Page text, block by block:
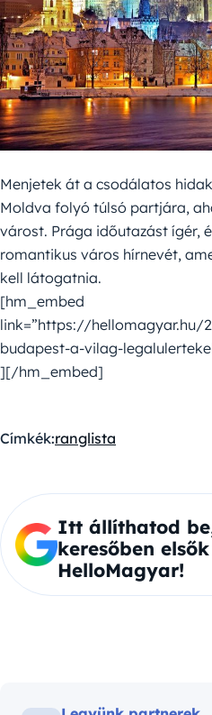
Menjetek át a csodálatos
Moldva folyó túlsó partjára,
várost. Prága időutazást ígér,
romantikus város hírnevét,
kell látogatnia.
[hm_embed
link=”https://
budapest-a-vilag-
][/hm_embed]
Címkék:ranglista
Itt állíthatod
keresőben
HelloMagyar!